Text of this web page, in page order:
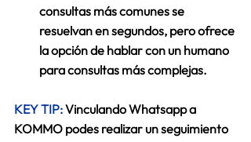
consultas más comunes se
resuelvan en segundos, pero ofrece
la opción de hablar con un humano
para consultas más complejas.
KEY TIP: Vinculando Whatsapp a
KOMMO podes realizar un seguimiento